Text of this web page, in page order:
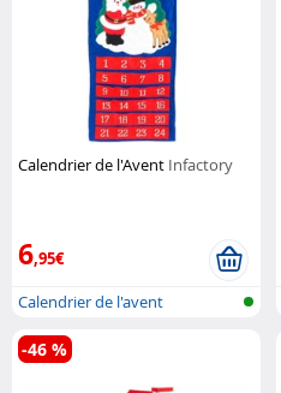
Calendrier de l'Avent Infactory
6,95€
Calendrier de l'avent
-46 %